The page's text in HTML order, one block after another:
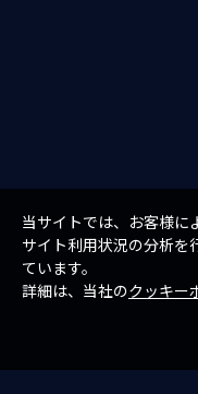
当サイトでは、お客様に
サイト利用状況の分析を
ています。
詳細は、当社のクッキー